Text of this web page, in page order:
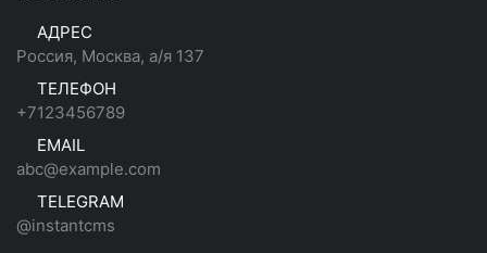
АДРЕС
Россия, Москва, а/я 137
ТЕЛЕФОН
+7123456789
EMAIL
abc@example.com
TELEGRAM
@instantcms